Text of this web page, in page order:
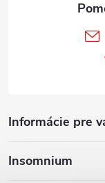
Informácie pre
Insomnium